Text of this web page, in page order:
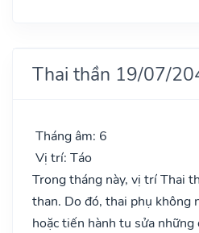
Thai thần 19/07/
Tháng âm: 6
Vị trí: Táo
Trong tháng này, vị trí Thai
than. Do đó, thai phụ không
hoặc tiến hành tu sửa